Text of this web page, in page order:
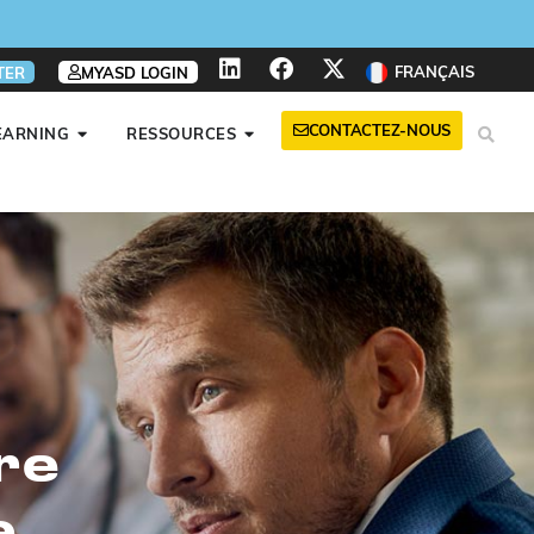
MYASD LOGIN FRANÇAIS
RESSOURCES CONTACTEZ-NOUS